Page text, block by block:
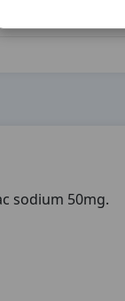
sodium 50mg.